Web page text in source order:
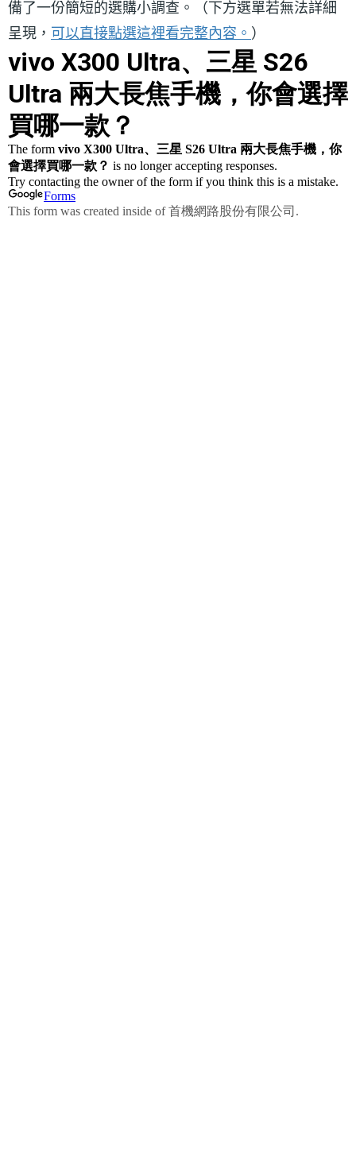
備了一份簡短的選購小調查。（下方選單若無法詳細
呈現， 可以直接點選這裡看完整內容。 ）